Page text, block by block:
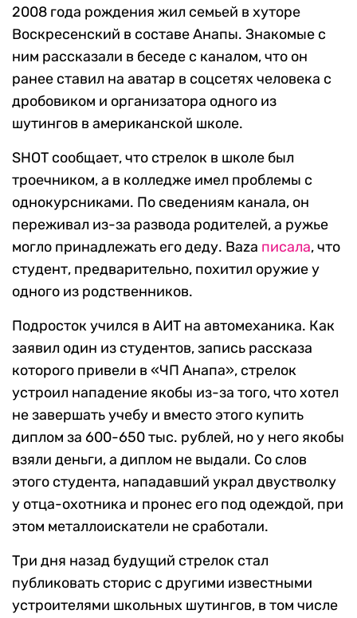
2008 года рождения жил семьей в хуторе
Воскресенский в составе Анапы. Знакомые с
ним рассказали в беседе с каналом, что он
ранее ставил на аватар в соцсетях человека с
дробовиком и организатора одного из
шутингов в американской школе.
SHOT сообщает, что стрелок в школе был
троечником, а в колледже имел проблемы с
однокурсниками. По сведениям канала, он
переживал из-за развода родителей, а ружье
могло принадлежать его деду. Baza писала, что
студент, предварительно, похитил оружие у
одного из родственников.
Подросток учился в АИТ на автомеханика. Как
заявил один из студентов, запись рассказа
которого привели в «ЧП Анапа», стрелок
устроил нападение якобы из-за того, что хотел
не завершать учебу и вместо этого купить
диплом за 600-650 тыс. рублей, но у него якобы
взяли деньги, а диплом не выдали. Со слов
этого студента, нападавший украл двустволку
у отца-охотника и пронес его под одеждой, при
этом металлоискатели не сработали.
Три дня назад будущий стрелок стал
публиковать сторис с другими известными
устроителями школьных шутингов, в том числе